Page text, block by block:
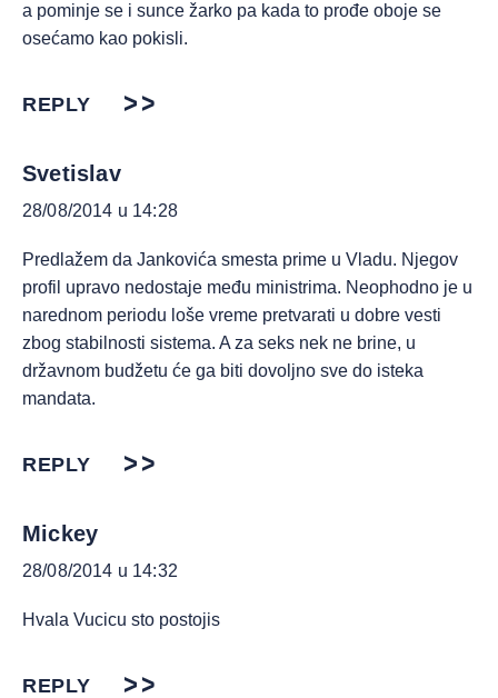
a pominje se i sunce žarko pa kada to prođe oboje se
osećamo kao pokisli.
REPLY
Svetislav
28/08/2014 u 14:28
Predlažem da Jankovića smesta prime u Vladu. Njegov
profil upravo nedostaje među ministrima. Neophodno je u
narednom periodu loše vreme pretvarati u dobre vesti
zbog stabilnosti sistema. A za seks nek ne brine, u
državnom budžetu će ga biti dovoljno sve do isteka
mandata.
REPLY
Mickey
28/08/2014 u 14:32
Hvala Vucicu sto postojis
REPLY